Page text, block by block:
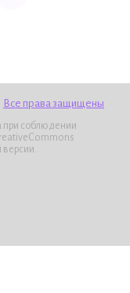
Все права защищены
при соблюдении